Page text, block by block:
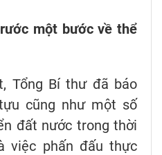
một bước về thể
Tổng Bí thư đã báo
cũng như một số
đất nước trong thời
việc phấn đấu thực